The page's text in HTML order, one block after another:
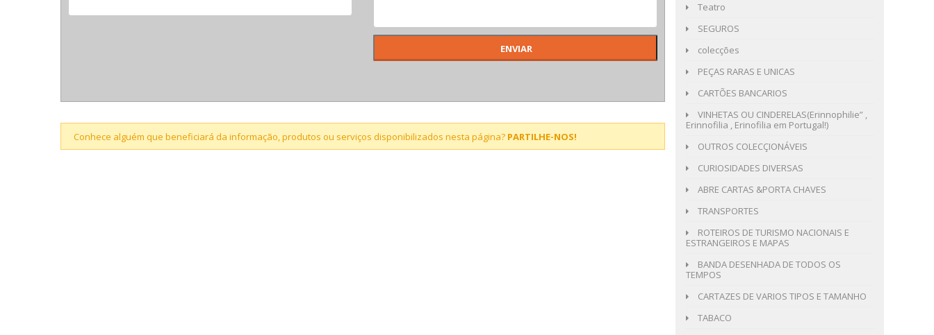
Conhece alguém que beneficiará da informação, produtos ou serviços disponibilizados nesta página? PARTILHE-NOS!
Teatro
SEGUROS
colecções
PEÇAS RARAS E UNICAS
CARTÕES BANCARIOS
VINHETAS OU CINDERELAS(Erinnophilie” ,
Erinnofilia , Erinofilia em Portugal!)
OUTROS COLECÇIONÁVEIS
CURIOSIDADES DIVERSAS
ABRE CARTAS &PORTA CHAVES
TRANSPORTES
ROTEIROS DE TURISMO NACIONAIS E
ESTRANGEIROS E MAPAS
BANDA DESENHADA DE TODOS OS
TEMPOS
CARTAZES DE VARIOS TIPOS E TAMANHO
TABACO